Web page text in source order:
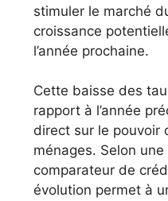
stimuler le marché
croissance
l’année prochaine.
Cette baisse des
rapport à l’année
direct sur le pouvoir
ménages. Selon
comparateur de
évolution permet à